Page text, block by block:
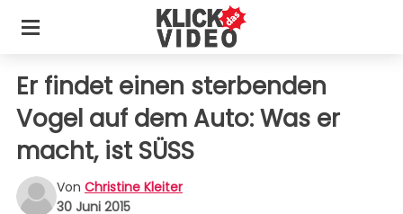
Er findet einen sterbenden
Vogel auf dem Auto: Was er
macht, ist SÜSS
Von Christine Kleiter
30 Juni 2015